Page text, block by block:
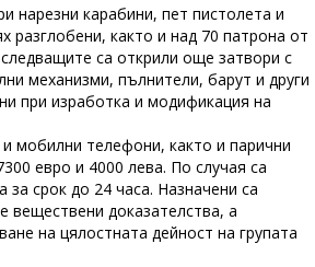
нарезни карабини, пет пистолета и
разглобени, както и над 70 патрона от
са открили още затвори с
механизми, пълнители, барут и други
при изработка и модификация на
и мобилни телефони, както и парични
евро и 4000 лева. По случая са
срок до 24 часа. Назначени са
веществени доказателства, а
на цялостната дейност на групата